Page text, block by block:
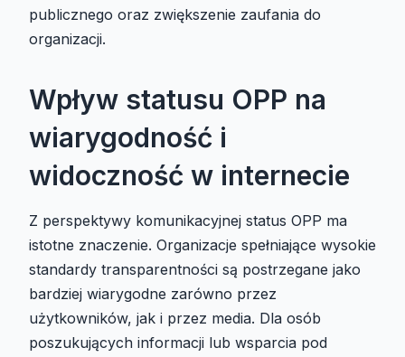
publicznego oraz zwiększenie zaufania do
organizacji.
Wpływ statusu OPP na
wiarygodność i
widoczność w internecie
Z perspektywy komunikacyjnej status OPP ma
istotne znaczenie. Organizacje spełniające wysokie
standardy transparentności są postrzegane jako
bardziej wiarygodne zarówno przez
użytkowników, jak i przez media. Dla osób
poszukujących informacji lub wsparcia pod